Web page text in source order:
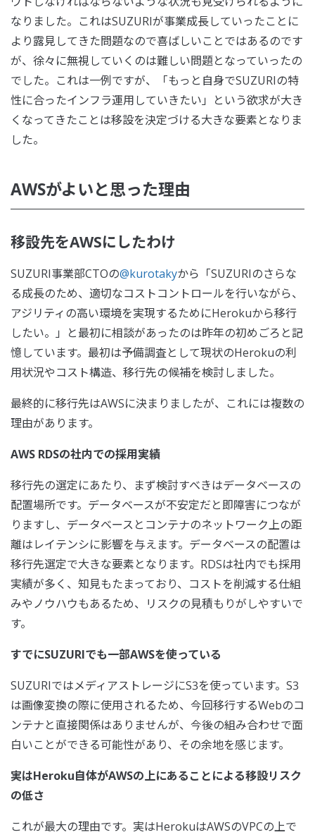
なりました。これはSUZURIが事業成長していったことに
より露見してきた問題なので喜ばしいことではあるのです
が、徐々に無視していくのは難しい問題となっていったの
でした。これは一例ですが、「もっと自身でSUZURIの特
性に合ったインフラ運用していきたい」という欲求が大き
くなってきたことは移設を決定づける大きな要素となりま
した。
AWSがよいと思った理由
移設先をAWSにしたわけ
SUZURI事業部CTOの@kurotakyから「SUZURIのさらな
る成長のため、適切なコストコントロールを行いながら、
アジリティの高い環境を実現するためにHerokuから移行
したい。」と最初に相談があったのは昨年の初めごろと記
憶しています。最初は予備調査として現状のHerokuの利
用状況やコスト構造、移行先の候補を検討しました。
最終的に移行先はAWSに決まりましたが、これには複数の
理由があります。
AWS RDSの社内での採用実績
移行先の選定にあたり、まず検討すべきはデータベースの
配置場所です。データベースが不安定だと即障害につなが
りますし、データベースとコンテナのネットワーク上の距
離はレイテンシに影響を与えます。データベースの配置は
移行先選定で大きな要素となります。RDSは社内でも採用
実績が多く、知見もたまっており、コストを削減する仕組
みやノウハウもあるため、リスクの見積もりがしやすいで
す。
すでにSUZURIでも一部AWSを使っている
SUZURIではメディアストレージにS3を使っています。S3
は画像変換の際に使用されるため、今回移行するWebのコ
ンテナと直接関係はありませんが、今後の組み合わせで面
白いことができる可能性があり、その余地を感じます。
実はHeroku自体がAWSの上にあることによる移設リスク
の低さ
これが最大の理由です。実はHerokuはAWSのVPCの上で